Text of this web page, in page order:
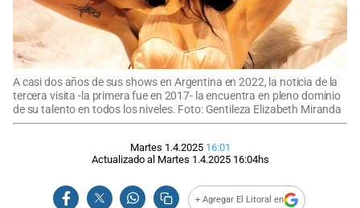
A casi dos años de sus shows en Argentina en 2022, la noticia de la
tercera visita -la primera fue en 2017- la encuentra en pleno dominio
de su talento en todos los niveles. Foto: Gentileza Elizabeth Miranda
Martes 1.4.2025 16:01
Actualizado al Martes 1.4.2025 16:04hs
+ Agregar El Litoral en